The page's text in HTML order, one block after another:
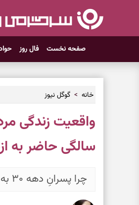
صفحه نخست فال روز
خانه گوگل نیوز
سالگی حاضر به
چرا پسرانِ دهه ۳۰ به بالا، از ازدواج فراری‌اند؟ (واکاوی یک چالش مدرن)